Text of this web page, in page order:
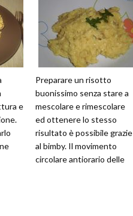
e
Preparare un risotto
buonissimo senza stare a
mescolare e rimescolare
ed ottenere lo stesso
risultato è possibile grazie
al bimby. Il movimento
circolare antiorario delle